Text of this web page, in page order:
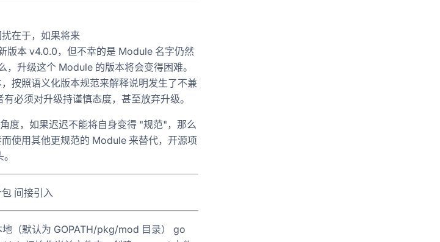
在于，如果将来
本 v4.0.0，但不幸的是 Module 名字仍然
升级这个 Module 的版本将会变得困难。
按照语义化版本规范来解释说明发生了不兼
必须对升级持谨慎态度，甚至放弃升级。
度，如果迟迟不能将自身变得 "规范"，那么
使用其他更规范的 Module 来替代，开源项
间接引入
（默认为 GOPATH/pkg/mod 目录） go